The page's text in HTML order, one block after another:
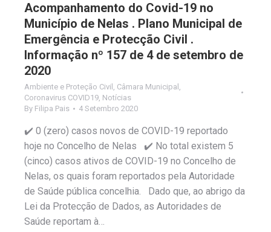
Acompanhamento do Covid-19 no
Município de Nelas . Plano Municipal de
Emergência e Protecção Civil .
Informação nº 157 de 4 de setembro de
2020
Ambiente e Proteção Civil , Câmara Municipal ,
Coronavirus COVID19, Notícias
By Filipa Pais 4 Setembro 2020
✔️ 0 (zero) casos novos de COVID-19 reportado
hoje no Concelho de Nelas ✔️ No total existem 5
(cinco) casos ativos de COVID-19 no Concelho de
Nelas, os quais foram reportados pela Autoridade
de Saúde pública concelhia. Dado que, ao abrigo da
Lei da Protecção de Dados, as Autoridades de
Saúde reportam à…